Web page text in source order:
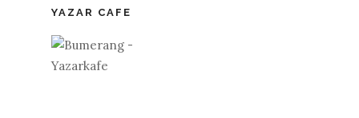
YAZAR CAFE